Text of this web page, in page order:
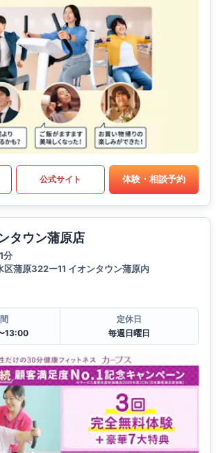
公式サイト 体験・相談予約
タウン蒲原店
分
区蒲原322ー11 イオンタウン蒲原内
13:00
定休日
毎週日曜日